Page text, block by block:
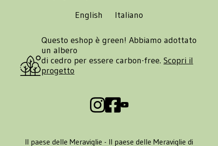
English
Italiano
Questo eshop è green! Abbiamo adottato
un albero
di cedro per essere carbon-free. Scopri il
progetto
Il paese delle Meraviglie - Il paese delle Meraviglie di